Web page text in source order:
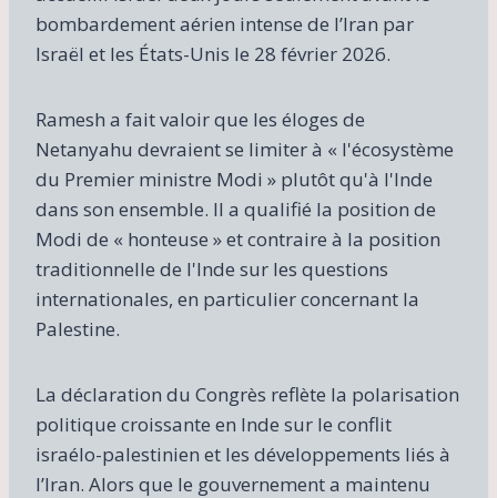
bombardement aérien intense de l’Iran par
Israël et les États-Unis le 28 février 2026.
Ramesh a fait valoir que les éloges de
Netanyahu devraient se limiter à « l'écosystème
du Premier ministre Modi » plutôt qu'à l'Inde
dans son ensemble. Il a qualifié la position de
Modi de « honteuse » et contraire à la position
traditionnelle de l'Inde sur les questions
internationales, en particulier concernant la
Palestine.
La déclaration du Congrès reflète la polarisation
politique croissante en Inde sur le conflit
israélo-palestinien et les développements liés à
l’Iran. Alors que le gouvernement a maintenu